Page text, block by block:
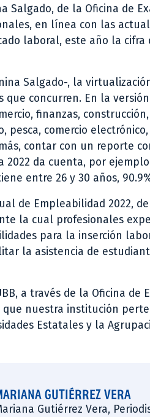
Salgado, de la Oficina de
en línea con las
laboral, este año la
Salgado-, la
que concurren. En la
finanzas,
pesca, comercio
contar con un reporte
2022 da cuenta, por
entre 26 y 30 años,
de Empleabilidad 2022,
la cual profesionales
para la inserción
la asistencia de
a través de la Oficina
nuestra institución
Estatales y la
GUTIÉRREZ VERA
Gutiérrez Vera,